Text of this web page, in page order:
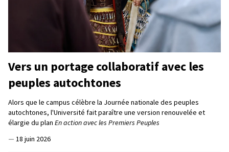
Vers un portage collaboratif avec les
peuples autochtones
Alors que le campus célèbre la Journée nationale des peuples
autochtones, l'Université fait paraître une version renouvelée et
élargie du plan En action avec les Premiers Peuples
— 18 juin 2026